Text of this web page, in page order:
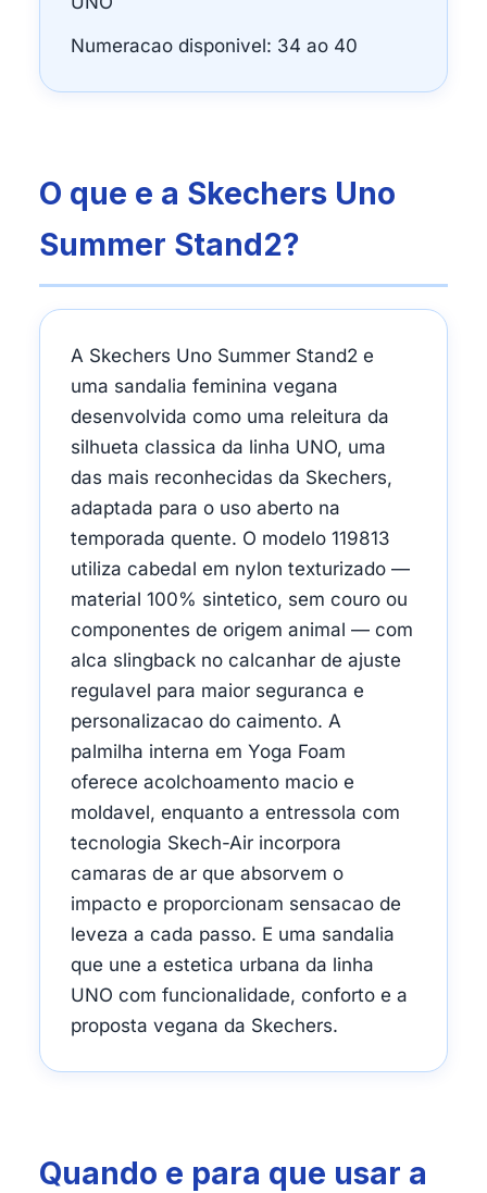
Numeracao disponivel: 34 ao 40
O que e a Skechers Uno
Summer Stand2?
A Skechers Uno Summer Stand2 e
uma sandalia feminina vegana
desenvolvida como uma releitura da
silhueta classica da linha UNO, uma
das mais reconhecidas da Skechers,
adaptada para o uso aberto na
temporada quente. O modelo 119813
utiliza cabedal em nylon texturizado —
material 100% sintetico, sem couro ou
componentes de origem animal — com
alca slingback no calcanhar de ajuste
regulavel para maior seguranca e
personalizacao do caimento. A
palmilha interna em Yoga Foam
oferece acolchoamento macio e
moldavel, enquanto a entressola com
tecnologia Skech-Air incorpora
camaras de ar que absorvem o
impacto e proporcionam sensacao de
leveza a cada passo. E uma sandalia
que une a estetica urbana da linha
UNO com funcionalidade, conforto e a
proposta vegana da Skechers.
Quando e para que usar a